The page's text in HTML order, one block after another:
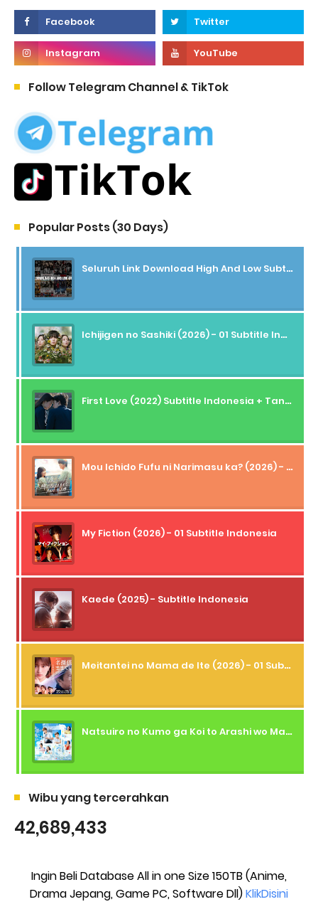
Follow Telegram Channel & TikTok
Popular Posts (30 Days)
Seluruh Link Download High And Low Subtitle Indonesia
Ichijigen no Sashiki (2026) - 01 Subtitle Indonesia
First Love (2022) Subtitle Indonesia + Tanpa Iklan + Streaming + 1080p
Mou Ichido Fufu ni Narimasu ka? (2026) - 01 Subtitle Indonesia
My Fiction (2026) - 01 Subtitle Indonesia
Kaede (2025) - Subtitle Indonesia
Meitantei no Mama de Ite (2026) - 01 Subtitle Indonesia
Natsuiro no Kumo ga Koi to Arashi wo Makiokosu (2026) - 01 Subtitle Indonesia
Wibu yang tercerahkan
42,689,433
Ingin Beli Database All in one Size 150TB (Anime,
Drama Jepang, Game PC, Software Dll)KlikDisini